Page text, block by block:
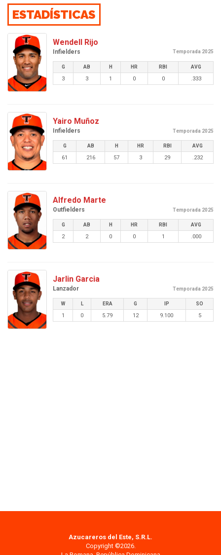
ESTADÍSTICAS
Wendell Rijo
Infielders Temporada 2025
G AB H HR RBI AVG
3 3 1 0 0 .333
Yairo Muñoz
Infielders Temporada 2025
G AB H HR RBI AVG
61 216 57 3 29 .232
Alfredo Marte
Outfielders Temporada 2025
G AB H HR RBI AVG
2 2 0 0 1 .000
Jarlin Garcia
Lanzador Temporada 2025
W L ERA G IP SO
1 0 5.79 12 9.100 5
Azucareros del Este, S.R.L.
Copyright ©2026.